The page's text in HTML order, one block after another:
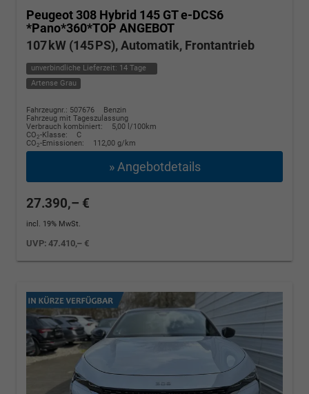
Peugeot 308 Hybrid 145 GT e-DCS6
*Pano*360*TOP ANGEBOT
107 kW (145 PS), Automatik, Frontantrieb
unverbindliche Lieferzeit: 14 Tage
Artense Grau
Fahrzeugnr.: 507676
Benzin
Fahrzeug mit Tageszulassung
Verbrauch kombiniert:
5,00 l/100km
CO2-Klasse:
C
CO2-Emissionen: 112,00 g/km
» Angebotdetails
27.390,– €
incl. 19% MwSt.
UVP:47.410,– €